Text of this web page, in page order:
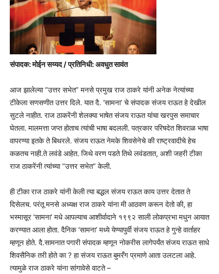
संपादक: मोईन सय्यद / प्रतिनिधी: अवधुत सावंत
आज झालेल्या “उत्तर सभेत” मनसे प्रमुख राज ठाकरे यांनी अनेक नेत्यांच्या
टीकेला सणसणीत उत्तर दिले. यात दै. ‘सामना’ चे संपादक संजय राऊत हे देखील
सुटले नाहीत. राज ठाकरेंनी शेलक्या भाषेत संजय राऊत यांचा खरपुस समाचार
घेतला. मालमत्ता जप्त होताच त्यांची भाषा बदलली. पत्रकार परिषदेत शिवराळ भाषा
वापरण्या इतके ते बिथरले. संजय राऊत नेमके शिवसेनेचे की राष्ट्रवादीचे हेच
कळतच नाही.ते लवंडे आहेत. जिथे वरण पडते तिथे लवंडतात, अशी जहरी टीका
राज ठाकरेंनी त्यांच्या “उत्तर सभेत” केली.
ही टीका राज ठाकरे यांनी केली त्या बद्धल संजय राऊत काय उत्तर देतात ते
दिसेलच. परंतू मनसे अध्यक्ष राज ठाकरे यांना मी आठवण करून देतो की, हा
भस्मासूर ‘सामना’ मधे आपल्याच आशीर्वादाने १९९२ साली लोकप्रभा मधुन आयात
करण्यात आला होता. दैनिक ‘सामना’ मध्ये येण्यापुर्वी संजय राऊत हे गुन्हे वार्ताहर
म्हणून होते. दै.सामनात पगारी संपादक म्हणून नोकरीस लागेपर्यंत संजय राऊत साधे
शिवसैनिक तरी होते का ? हा संजय राऊत बुमरँग प्रमाणे आता उलटला आहे.
त्यामुळे राज ठाकरे यांना सांगावेसे वाटते –